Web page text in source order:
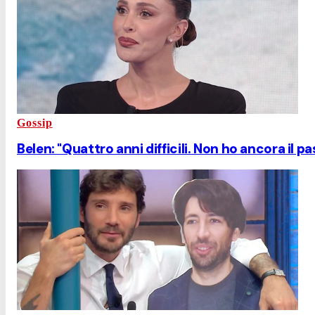
Gossip
Belen: "Quattro anni difficili. Non ho ancora il